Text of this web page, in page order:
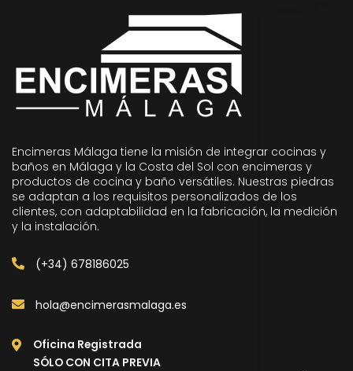
Encimeras Málaga tiene la misión de integrar cocinas y
baños en Málaga y la Costa del Sol con encimeras y
productos de cocina y baño versátiles. Nuestras piedras
se adaptan a los requisitos personalizados de los
clientes, con adaptabilidad en la fabricación, la medición
y la instalación.
(+34) 678186025
hola@encimerasmalaga.es
Oficina Registrada
SÓLO CON CITA PREVIA